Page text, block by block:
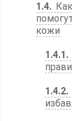
1.4
кожи
1.4.1
1.4.2